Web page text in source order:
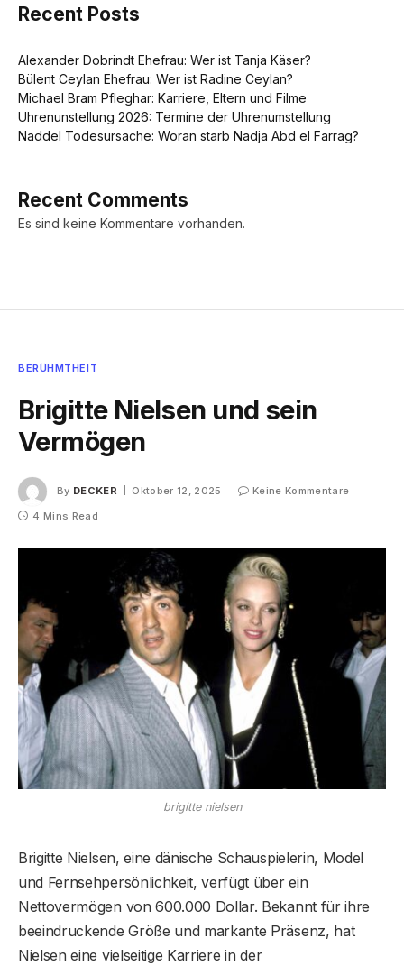
Recent Posts
Alexander Dobrindt Ehefrau: Wer ist Tanja Käser?
Bülent Ceylan Ehefrau: Wer ist Radine Ceylan?
Michael Bram Pfleghar: Karriere, Eltern und Filme
Uhrenunstellung 2026: Termine der Uhrenumstellung
Naddel Todesursache: Woran starb Nadja Abd el Farrag?
Recent Comments
Es sind keine Kommentare vorhanden.
BERÜHMTHEIT
Brigitte Nielsen und sein
Vermögen
By DECKER Oktober 12, 2025
Keine Kommentare
4 Mins Read
brigitte nielsen
Brigitte Nielsen, eine dänische Schauspielerin, Model
und Fernsehpersönlichkeit, verfügt über ein
Nettovermögen von 600.000 Dollar. Bekannt für ihre
beeindruckende Größe und markante Präsenz, hat
Nielsen eine vielseitige Karriere in der